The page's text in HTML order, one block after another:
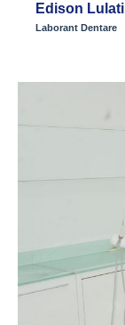
Edison Lulati
Laborant Dentare